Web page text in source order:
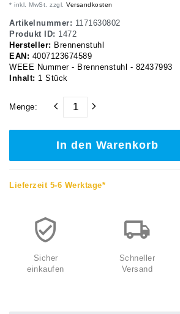
* inkl. MwSt. zzgl. Versandkosten
Artikelnummer: 1171630802
Produkt ID: 1472
Hersteller: Brennenstuhl
EAN: 4007123674589
WEEE Nummer - Brennenstuhl - 82437993
Inhalt: 1 Stück
Menge:
In den Warenkorb
Lieferzeit 5-6 Werktage*
Sicher
einkaufen
Schneller
Versand